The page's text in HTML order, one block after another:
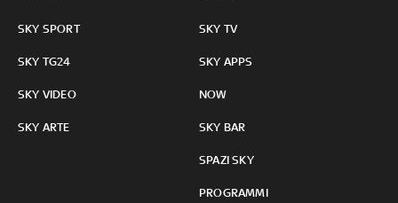
SKY SPORT
SKY TG24
SKY VIDEO
SKY ARTE
SKY TV
SKY APPS
NOW
SKY BAR
SPAZI SKY
PROGRAMMI